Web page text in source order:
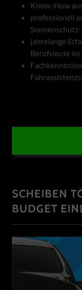
Know-How
professionell
jahrelange
Berufsleute im
SCHEIBEN
BUDGET